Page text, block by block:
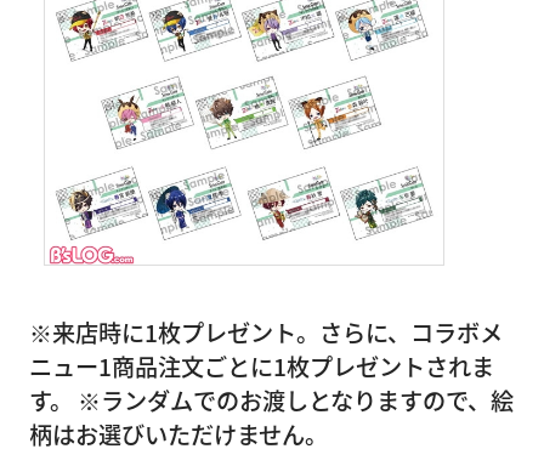
※来店時に1枚プレゼント。さらに、コラボメ
ニュー1商品注文ごとに1枚プレゼントされま
す。 ※ランダムでのお渡しとなりますので、絵
柄はお選びいただけません。